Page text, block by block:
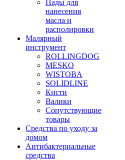
Пады для
нанесения
масла и
располировки
Малярный
инструмент
ROLLINGDOG
MESKO
WISTOBA
SOLIDLINE
Кисти
Валики
Сопутствующие
товары
Средства по уходу за
домом
Антибактериальные
средства